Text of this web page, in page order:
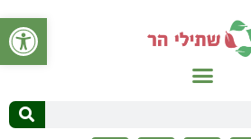
פתח